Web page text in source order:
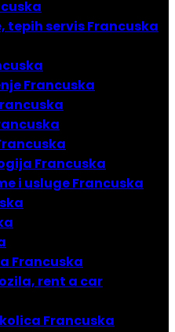
tepih servis Francuska
Francuska
Francuska
i usluge Francuska
Francuska
rent a car
Francuska